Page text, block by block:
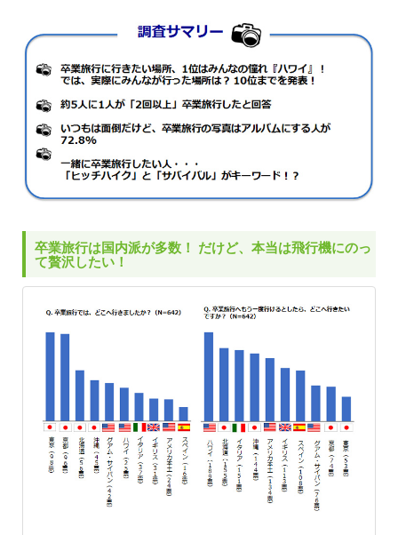
卒業旅行は国内派が多数！ だけど、本当は飛行機にのっ
て贅沢したい！